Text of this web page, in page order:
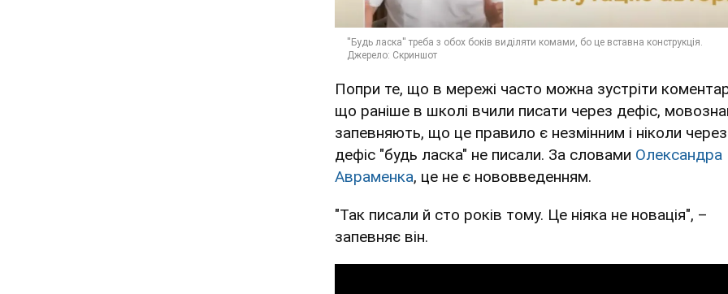
Попри те, що в мережі часто можна зустріти
що раніше в школі вчили писати через дефіс,
запевняють, що це правило є незмінним і ніколи через
дефіс "будь ласка" не писали. За словами Олександра
Авраменка, це не є нововведенням.
"Так писали й сто років тому. Це ніяка не новація", –
запевняє він.